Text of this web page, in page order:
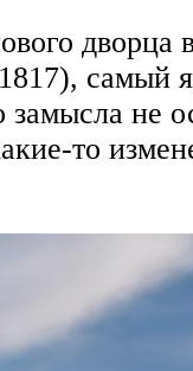
самый
замысла не
то